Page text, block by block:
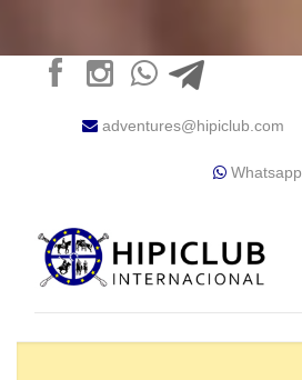
adventures@hipiclub.com
Whatsapp